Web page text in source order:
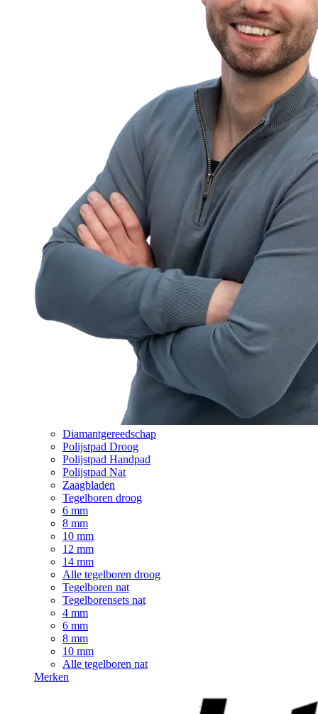
Diamantgereedschap
Polijstpad Droog
Polijstpad Handpad
Polijstpad Nat
Zaagbladen
Tegelboren droog
6 mm
8 mm
10 mm
12 mm
14 mm
Alle tegelboren droog
Tegelboren nat
Tegelborensets nat
4 mm
6 mm
8 mm
10 mm
Alle tegelboren nat
Merken